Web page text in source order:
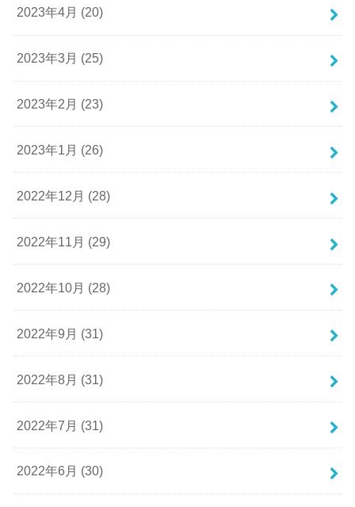
2023年4月 (20)
2023年3月 (25)
2023年2月 (23)
2023年1月 (26)
2022年12月 (28)
2022年11月 (29)
2022年10月 (28)
2022年9月 (31)
2022年8月 (31)
2022年7月 (31)
2022年6月 (30)